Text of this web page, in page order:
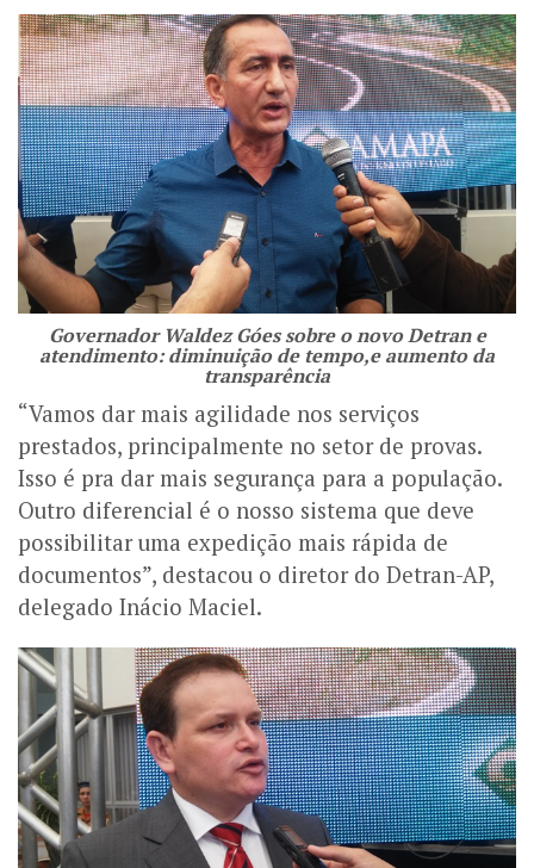
Governador Waldez Góes sobre o novo Detran e
atendimento: diminuição de tempo,e aumento da
transparência
“Vamos dar mais agilidade nos serviços
prestados, principalmente no setor de provas.
Isso é pra dar mais segurança para a população.
Outro diferencial é o nosso sistema que deve
possibilitar uma expedição mais rápida de
documentos”, destacou o diretor do Detran-AP,
delegado Inácio Maciel.